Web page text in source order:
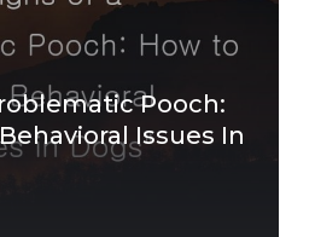
Pooch:
Issues In